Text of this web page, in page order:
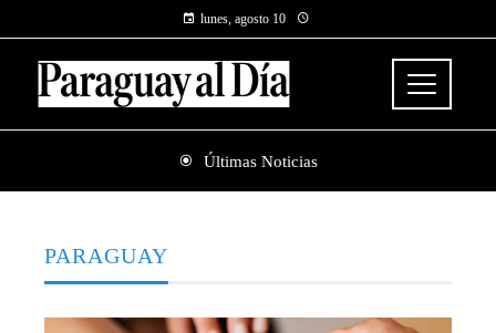
lunes, agosto 10
Últimas Noticias
PARAGUAY